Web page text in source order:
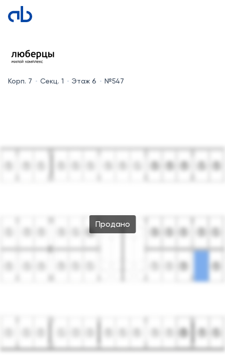
Корп. 7 Секц. 1 Этаж 6 №547
Продано